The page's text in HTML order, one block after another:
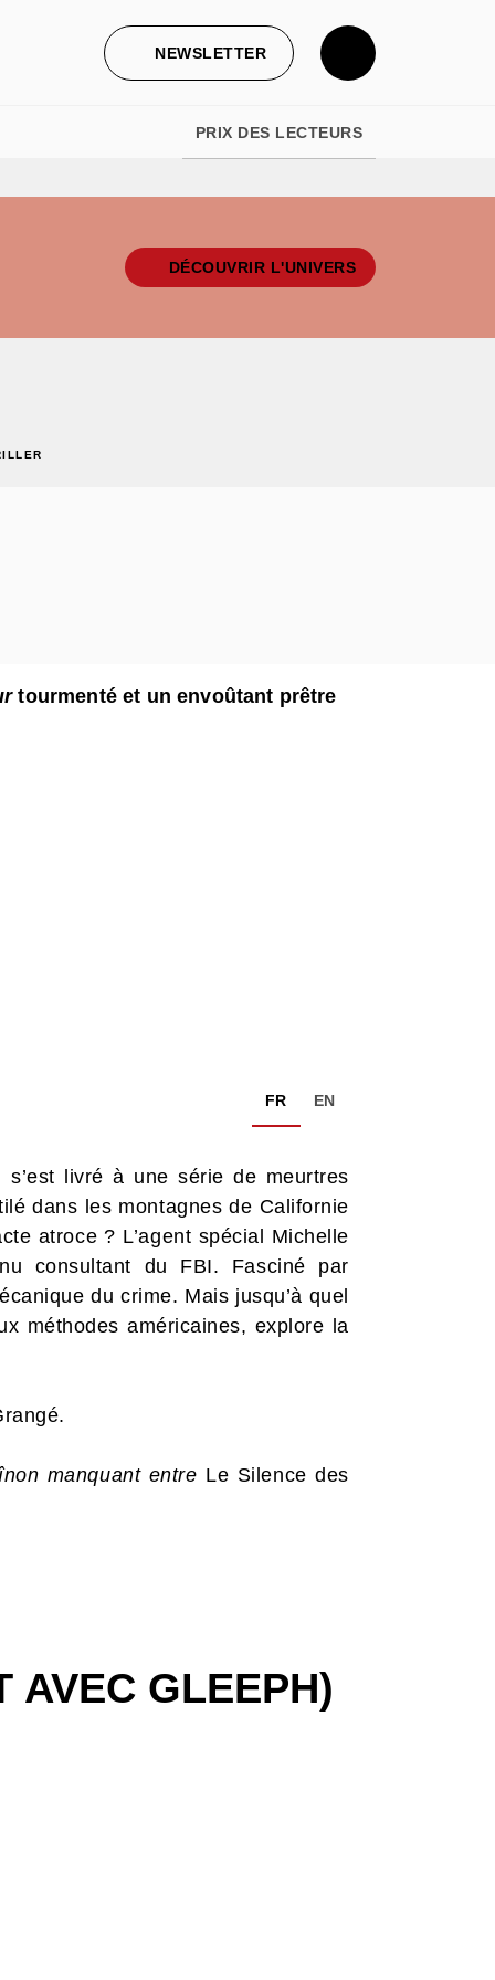
NEWSLETTER
PRIX DES LECTEURS
DÉCOUVRIR L'UNIVERS
tourmenté et un envoûtant prêtre
FR EN
livré à une série de meurtres
dans les montagnes de Californie
atroce ? L’agent spécial Michelle
consultant du FBI. Fasciné par
du crime. Mais jusqu’à quel
méthodes américaines, explore la
manquant entre Le Silence des
AVEC GLEEPH)